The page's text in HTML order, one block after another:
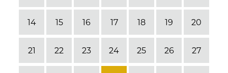
14 15 16 17 18 19 20
21 22 23 24 25 26 27